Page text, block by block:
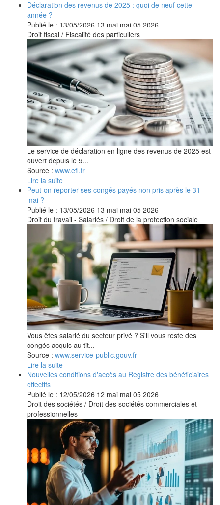
Déclaration des revenus de 2025 : quoi de neuf cette
année ?
Publié le : 13/05/2026 13 mai mai 05 2026
Droit fiscal / Fiscalité des particuliers
Le service de déclaration en ligne des revenus de 2025 est
ouvert depuis le 9...
Source : www.efl.fr
Lire la suite
Peut-on reporter ses congés payés non pris après le 31
mai ?
Publié le : 13/05/2026 13 mai mai 05 2026
Droit du travail - Salariés / Droit de la protection sociale
Vous êtes salarié du secteur privé ? S'il vous reste des
congés acquis au tit...
Source : www.service-public.gouv.fr
Lire la suite
Nouvelles conditions d'accès au Registre des bénéficiaires
effectifs
Publié le : 12/05/2026 12 mai mai 05 2026
Droit des sociétés / Droit des sociétés commerciales et
professionnelles